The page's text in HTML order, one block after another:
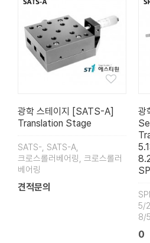
광학 스테이지 [SATS-A]
Translation Stage
SATS-, SATS-A,
크로스롤러베어링, 크로스롤러
베어링
견적문의
광
5/
8/
0